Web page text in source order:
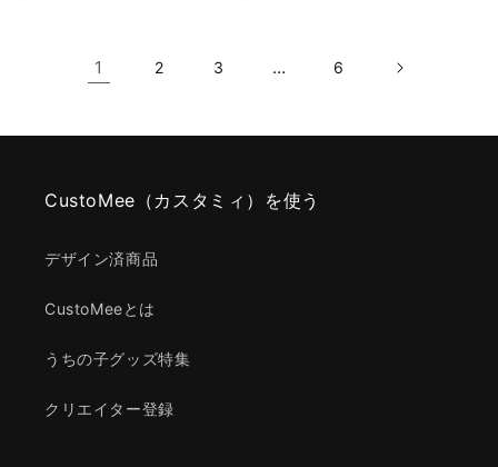
1 2 3 … 6
CustoMee（カスタミィ）を使う
デザイン済商品
CustoMeeとは
うちの子グッズ特集
クリエイター登録